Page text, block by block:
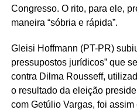
Congresso. O rito, para ele,
maneira “sóbria e rápida”.
Gleisi Hoffmann (PT-PR)
pressupostos jurídicos” que
contra Dilma Rousseff,
o resultado da eleição
com Getúlio Vargas, foi assim